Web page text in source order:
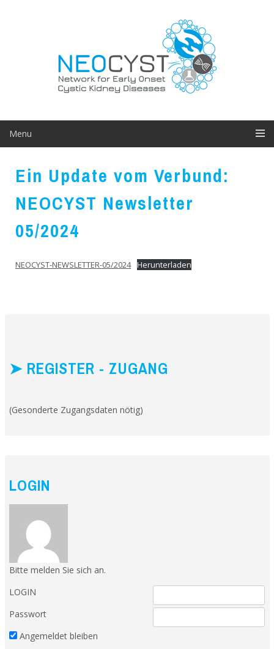
Menu
Ein Update vom Verbund:
NEOCYST Newsletter
05/2024
NEOCYST-NEWSLETTER-05/2024 Herunterladen
➤ REGISTER - ZUGANG
(Gesonderte Zugangsdaten nötig)
LOGIN
Bitte melden Sie sich an.
LOGIN
Passwort
Angemeldet bleiben